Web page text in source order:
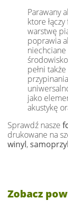
Parawany
ktore
warstwę
poprawia
pełni
jako
akustykę
Sprawdź nasze
drukowane na
winyl,
Zobacz